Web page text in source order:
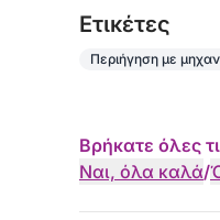
Eτικέτες
Περιήγηση με
Βρήκατε όλες
Ναι, όλα καλά/